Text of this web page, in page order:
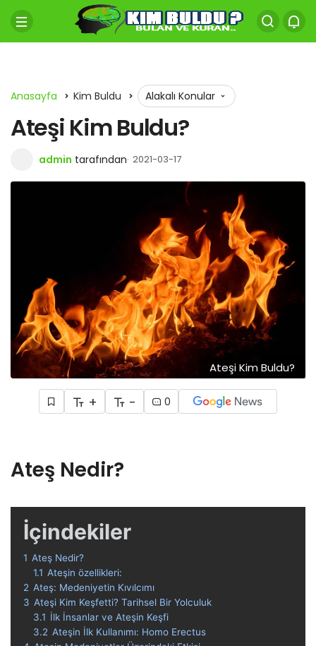
Anasayfa Kim Buldu Alakalı Konular
Ateşi Kim Buldu?
admin tarafından 2021-03-17
Ateşi Kim Buldu?
+ - 0
Ateş Nedir?
İçindekiler
1 Ateş Nedir?
1.1 Ateşin özellikleri:
2 Ateş: Medeniyetin Kıvılcımı
3 Ateşi Kim Keşfetti? Tarihsel Bir Yolculuk
3.1 İlk İnsanlar ve Ateşin Keşfi
3.2 Ateşin İlk Kullanımı: Homo Erectus